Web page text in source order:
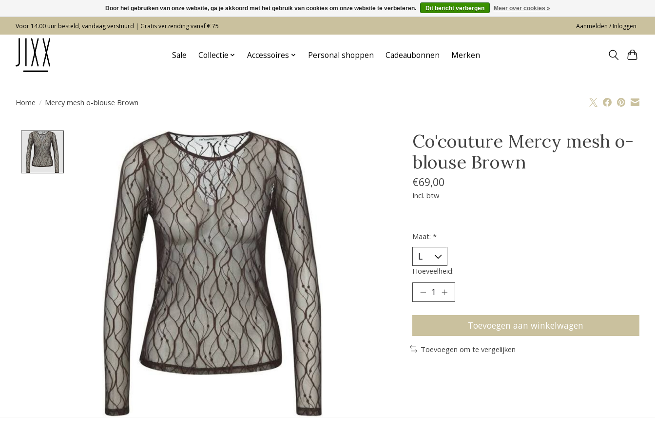
Voor 14.00 uur besteld, vandaag verstuurd | Gratis verzending vanaf € 75 Aanmelden / Inloggen
Sale Collectie Accessoires Personal shoppen Cadeaubonnen Merken
Home / Mercy mesh o-blouse Brown
Product image slideshow Items
Co'couture Mercy mesh o-
blouse Brown
€69,00
Incl. btw
Maat: *
Hoeveelheid:
Toevoegen aan winkelwagen
Toevoegen om te vergelijken
Door het gebruiken van onze website, ga je akkoord met het gebruik van cookies om onze website te verbeteren. Dit bericht verbergen Meer over cookies »